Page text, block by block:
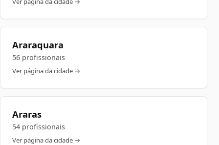
Araraquara
56 profissionais
Ver página da cidade →
Araras
54 profissionais
Ver página da cidade →